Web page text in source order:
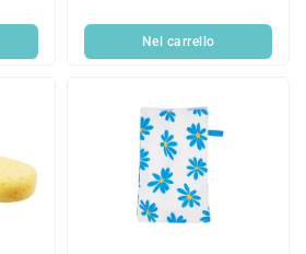
Nel carrello